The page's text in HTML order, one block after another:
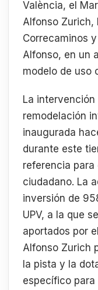
València, el
Alfonso Zurich,
Correcaminos
Alfonso, en un
modelo de uso
La
remodelación
inaugurada
durante este
referencia
ciudadano. La
inversión de
UPV, a la que
aportados por
Alfonso Zurich
la pista y la
específico